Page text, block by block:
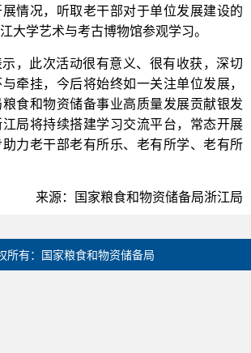
情况，听取老干部对于单位发展建设的
大学艺术与考古博物馆参观学习。
，此次活动很有意义、很有收获，深切
牵挂，今后将始终如一关注单位发展，
食和物资储备事业高质量发展贡献银发
局将持续搭建学习交流平台，常态开展
力老干部老有所乐、老有所学、老有所
来源：国家粮食和物资储备局浙江局
所有：国家粮食和物资储备局